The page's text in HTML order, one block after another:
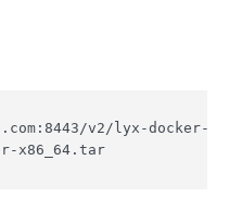
v2/lyx-docker-
x86_64.tar